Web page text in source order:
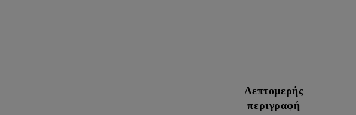
Λεπτομερής
περιγραφή